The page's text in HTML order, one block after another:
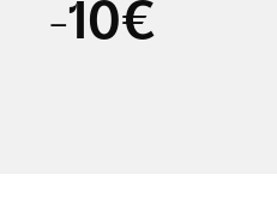
Die Medien konnten
-10€